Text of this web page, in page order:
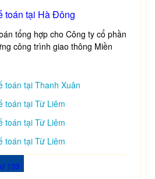
toán tại Hà Đông
tổng hợp cho Công ty cổ phần
công trình giao thông Miền
toán tại Thanh Xuân
toán tại Từ Liêm
toán tại Từ Liêm
toán tại Từ Liêm
133